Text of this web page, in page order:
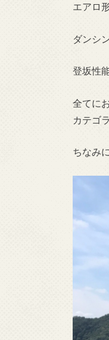
エアロ
ダンシ
登坂性能
全てに
カテゴ
ちなみ